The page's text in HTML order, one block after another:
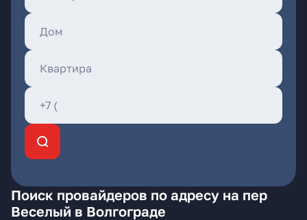
Поиск провайдеров по адресу на пер
Веселый в Волгограде